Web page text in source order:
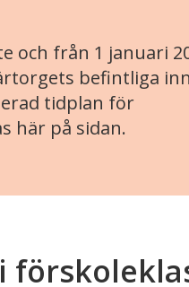
och från 1 januari
befintliga
tidplan för
här på sidan.